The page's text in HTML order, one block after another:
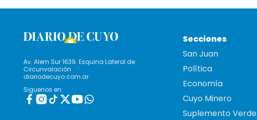
Av. Alem Sur 1639. Esquina Lateral de
Circunvalación
diariodecuyo.com.ar
Siguenos en:
Secciones
San Juan
Política
Economía
Cuyo Minero
Suplemento Verde